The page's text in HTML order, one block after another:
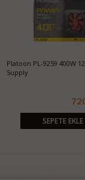
Platoon PL-9259 400W
Supply
SEPETE EKLE